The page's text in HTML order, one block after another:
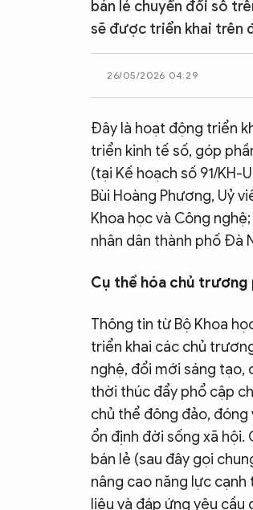
bán lẻ chuyển đổi số
sẽ được triển khai trên
26/05/2026 04:29
Đây là hoạt động triển
triển kinh tế số, góp
(tại Kế hoạch số 91/KH-
Bùi Hoàng Phương, Uỷ
Khoa học và Công
nhân dân thành phố Đà
Cụ thể hóa chủ
Thông tin từ Bộ Khoa
triển khai các chủ
nghệ, đổi mới sáng tạo,
thời thúc đẩy phổ cập
chủ thể đông đảo,
ổn định đời sống xã
bán lẻ (sau đây gọi
nâng cao năng lực
liệu và đáp ứng yêu